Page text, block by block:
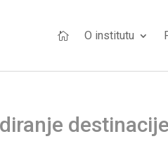
 O institutu